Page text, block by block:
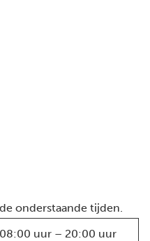
onderstaande tijden.
08:00 uur – 20:00 uur